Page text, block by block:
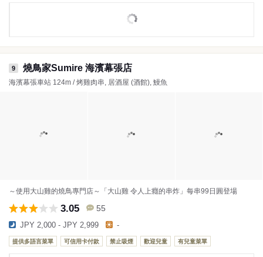
9 燒鳥家Sumire 海濱幕張店
海濱幕張車站 124m / 烤雞肉串, 居酒屋 (酒館), 鰻魚
～使用大山雞的燒鳥專門店～「大山雞 令人上癮的串炸」每串99日圓登場
3.05 55
JPY 2,000 - JPY 2,999 -
提供多語言菜單 可信用卡付款 禁止吸煙 歡迎兒童 有兒童菜單